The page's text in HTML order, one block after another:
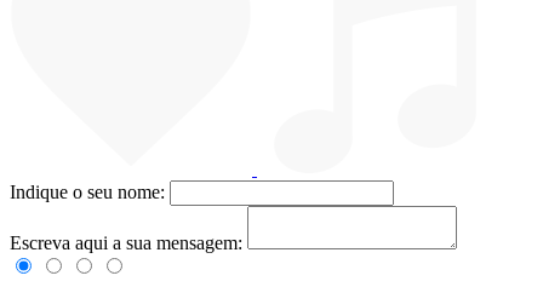
Indique o seu nome:
Escreva aqui a sua mensagem: